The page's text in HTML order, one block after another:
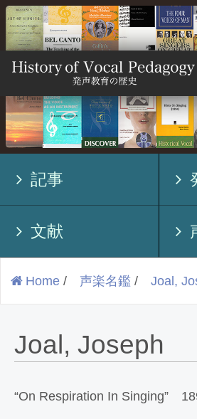
記事
文献
Home / 声楽名鑑 / Joal,
Joal, Joseph
“On Respiration In Singing”